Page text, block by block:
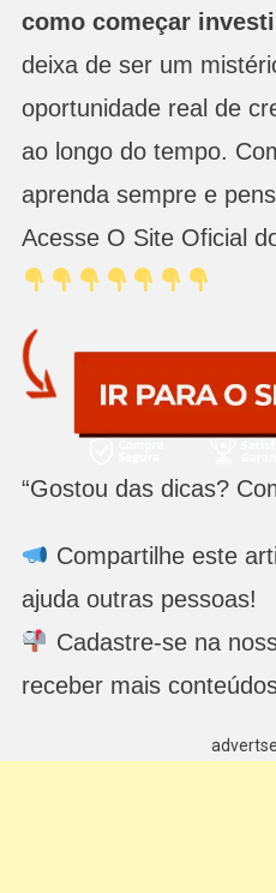
como começar
deixa de ser um
oportunidade real de
ao longo do tempo.
aprenda sempre e
Acesse O Site Oficial
“Gostou das dicas?
Compartilhe este
ajuda outras pessoas!
Cadastre-se na
receber mais